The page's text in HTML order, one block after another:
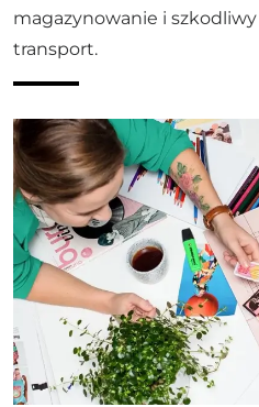
magazynowanie i
transport.